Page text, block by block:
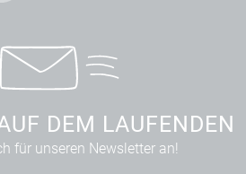
DEM LAUFENDEN
für unseren Newsletter an!